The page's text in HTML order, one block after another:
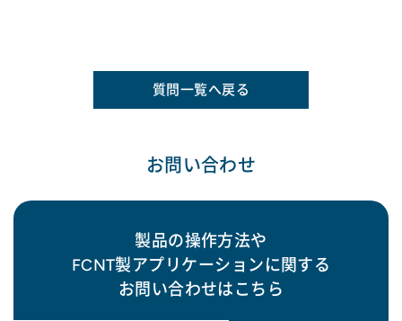
質問一覧へ戻る
お問い合わせ
製品の操作方法や
FCNT製アプリケーションに関する
お問い合わせはこちら